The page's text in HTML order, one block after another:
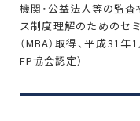
機関・公益法人等の監
ス制度理解のためのセ
（MBA）取得、平成31
FP協会認定）